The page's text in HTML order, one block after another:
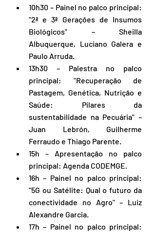
10h30 – Painel no palco principal:
"2ª e 3ª Gerações de Insumos
Biológicos" – Sheilla
Albuquerque, Luciano Galera e
Paulo Arruda.
13h30 – Palestra no palco
principal: "Recuperação de
Pastagem, Genética, Nutrição e
Saúde: Pilares da
sustentabilidade na Pecuária" –
Juan Lebrón, Guilherme
Ferraudo e Thiago Parente.
15h – Apresentação no palco
principal: Agenda CODEMGE.
16h – Painel no palco principal:
"5G ou Satélite: Qual o futuro da
conectividade no Agro" – Luiz
Alexandre Garcia.
17h – Painel no palco principal: